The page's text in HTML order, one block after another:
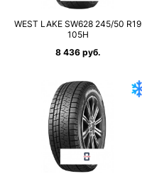
WEST LAKE SW628 245/50 R19
105H
8 436 руб.